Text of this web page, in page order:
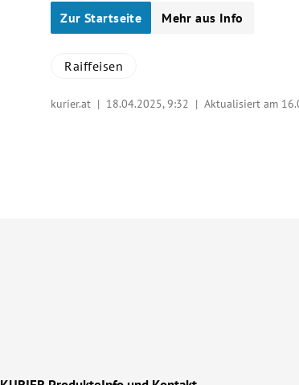
Zur Startseite Mehr aus Info
Raiffeisen
kurier.at | 18.04.2025, 9:32 | Aktualisiert am